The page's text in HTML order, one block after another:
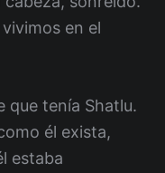
en el
que tenía Shatlu.
él exista,
estaba